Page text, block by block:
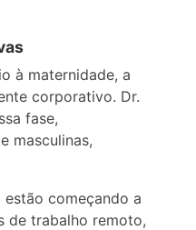
à maternidade, a
corporativo. Dr.
fase,
masculinas,
começando a
de trabalho remoto,